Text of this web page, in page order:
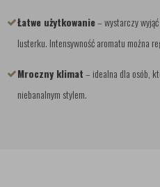
Łatwe użytkowanie– wystarczy
lusterku. Intensywność aromatu można
Mroczny klimat– idealna dla osób,
niebanalnym stylem.